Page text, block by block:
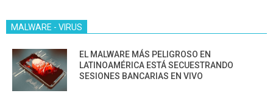
MALWARE - VIRUS
EL MALWARE MÁS PELIGROSO EN
LATINOAMÉRICA ESTÁ SECUESTRANDO
SESIONES BANCARIAS EN VIVO